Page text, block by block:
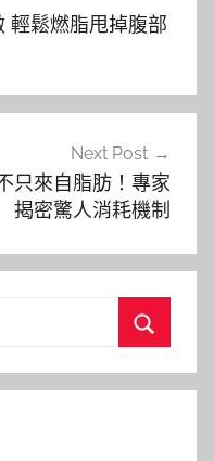
輕鬆燃脂甩掉腹部
Next Post
只來自脂肪！專家
揭密驚人消耗機制